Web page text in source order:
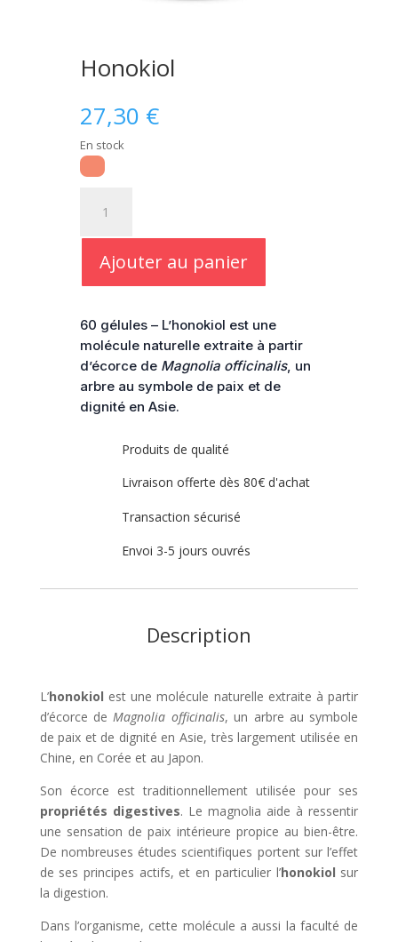
Honokiol
27,30 €
En stock
Honokiol
Ajouter au panier
60 gélules – L’honokiol est une
molécule naturelle extraite à partir
d’écorce de Magnolia officinalis, un
arbre au symbole de paix et de
dignité en Asie.
Produits de qualité
Livraison offerte dès 80€ d'achat
Transaction sécurisé
Envoi 3-5 jours ouvrés
Description
L’honokiol est une molécule naturelle extraite à partir
d’écorce deMagnolia officinalis, un arbre au symbole
de paix et de dignité en Asie, très largement utilisée en
Chine, en Corée et au Japon.
Son écorce est traditionnellement utilisée pour ses
propriétés digestives. Le magnolia aide à ressentir
une sensation de paix intérieure propice au bien-être.
De nombreuses études scientifiques portent sur l’effet
de ses principes actifs, et en particulier l’honokiol sur
la digestion.
Dans l’organisme, cette molécule a aussi la faculté de